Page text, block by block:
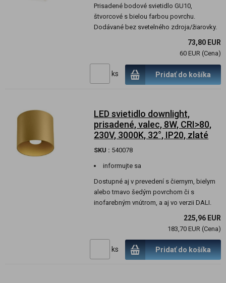
Prisadené bodové svietidlo GU10,
štvorcové s bielou farbou povrchu.
Dodávané bez svetelného zdroja/žiarovky.
73,80 EUR
60 EUR (Cena)
ks Pridať do košíka
LED svietidlo downlight,
prisadené, valec, 8W, CRI>80,
230V, 3000K, 32°, IP20, zlaté
SKU : 540078
informujte sa
Dostupné aj v prevedení s čiernym, bielym
alebo tmavo šedým povrchom či s
inofarebným vnútrom, a aj vo verzii DALI.
225,96 EUR
183,70 EUR (Cena)
ks Pridať do košíka